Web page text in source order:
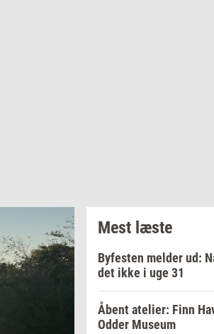
Mest læste
Byfesten melder ud:
det ikke i uge 31
Åbent atelier: Finn
Odder Museum